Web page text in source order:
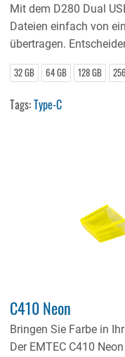
Mit dem D280 Dual
Dateien einfach von
übertragen.
32 GB 64 GB 128 GB
Tags:Type-C
C410 Neon
Bringen Sie Farbe in
Der EMTEC C410